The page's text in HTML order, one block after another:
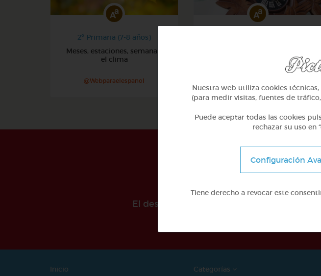
2º Primaria (7-8 años)
Meses, estaciones, semana y
el clima
@Webparaelespanol
El desarollo de este proyecto ha sido
Inicio
Categorías
Nuestra web utiliza cookies
(para medir visitas, fuentes de
Puede aceptar todas las cookies
rechazar su uso en
Configuración
Tiene derecho a revocar este